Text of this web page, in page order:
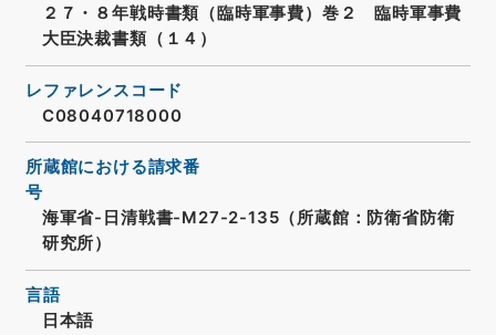
２７・８年戦時書類（臨時軍事費）巻２ 臨時軍事費
大臣決裁書類（１４）
レファレンスコード
C08040718000
所蔵館における請求番
号
海軍省-日清戦書-M27-2-135（所蔵館：防衛省防衛
研究所）
言語
日本語